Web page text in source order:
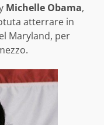
Michelle Obama,
atterrare in
Maryland, per